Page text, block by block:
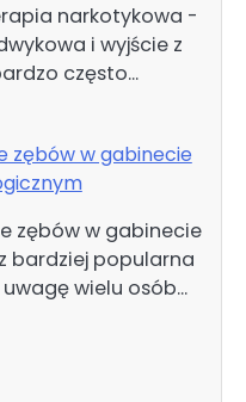
narkotykowa -
i wyjście z
często…
zębów w gabinecie
zębów w gabinecie
popularna
wielu osób…